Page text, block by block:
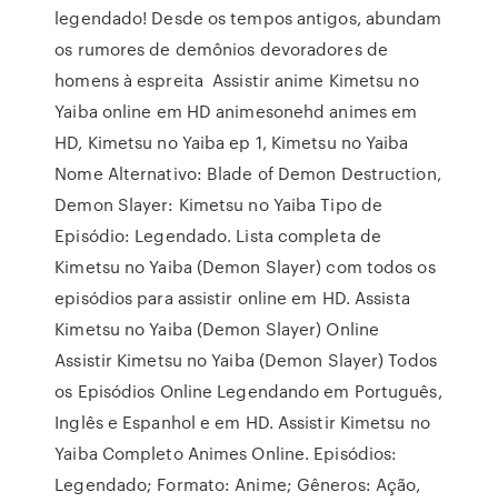
legendado! Desde os tempos antigos, abundam
os rumores de demônios devoradores de
homens à espreita Assistir anime Kimetsu no
Yaiba online em HD animesonehd animes em
HD, Kimetsu no Yaiba ep 1, Kimetsu no Yaiba
Nome Alternativo: Blade of Demon Destruction,
Demon Slayer: Kimetsu no Yaiba Tipo de
Episódio: Legendado. Lista completa de
Kimetsu no Yaiba (Demon Slayer) com todos os
episódios para assistir online em HD. Assista
Kimetsu no Yaiba (Demon Slayer) Online
Assistir Kimetsu no Yaiba (Demon Slayer) Todos
os Episódios Online Legendando em Português,
Inglês e Espanhol e em HD. Assistir Kimetsu no
Yaiba Completo Animes Online. Episódios:
Legendado; Formato: Anime; Gêneros: Ação,